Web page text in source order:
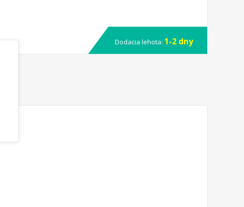
Dodacia lehota: 1-2 dny